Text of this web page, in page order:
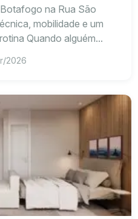
na Rua São
mobilidade e um
Quando alguém...
2026